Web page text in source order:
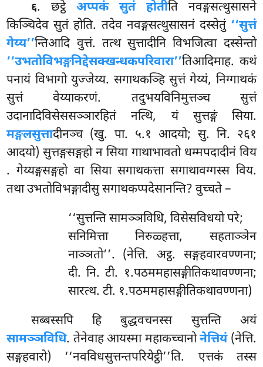
६. छट्ठे अप्पकं सुतं होतीति नवङ्गसत्थुसासने
किञ्चिदेव सुतं होति. तदेव नवङ्गसत्थुसासनं दस्सेतुं ‘‘सुत्तं
गेय्य’’न्तिआदि वुत्तं. तत्थ सुत्तादीनि विभजित्वा दस्सेन्तो
‘‘उभतोविभङ्गनिद्देसक्खन्धकपरिवारा’’तिआदिमाह. कथं
पनायं विभागो युज्जेय्य. सगाथकञ्हि सुत्तं गेय्यं, निग्गाथकं
सुत्तं वेय्याकरणं. तदुभयविनिमुत्तञ्च सुत्तं
उदानादिविसेससञ्ञारहितं नत्थि, यं सुत्तङ्गं सिया.
मङ्गलसुत्तादीनञ्च (खु. पा. ५.१ आदयो; सु. नि. २६१
आदयो) सुत्तङ्गसङ्गहो न सिया गाथाभावतो धम्मपदादीनं विय
. गेय्यङ्गसङ्गहो वा सिया सगाथकत्ता सगाथावग्गस्स विय.
तथा उभतोविभङ्गादीसु सगाथकप्पदेसानन्ति? वुच्चते –
‘‘सुत्तन्तिसामञ्ञविधि, विसेसविधयो परे;
सनिमित्ता निरुळ्हत्ता, सहताञ्ञेन
नाञ्ञतो’’. (नेत्ति. अट्ठ. सङ्गहवारवण्णना;
दी. नि. टी. १.पठममहासङ्गीतिकथावण्णना;
सारत्थ. टी. १.पठममहासङ्गीतिकथावण्णना)
सब्बस्सपि हि बुद्धवचनस्स सुत्तन्ति अयं
सामञ्ञविधि. तेनेवाह आयस्मा महाकच्चानोनेत्तियं(नेत्ति.
सङ्गहवारो) ‘‘नवविधसुत्तन्तपरियेट्ठी’’ति. एत्तकं तस्स